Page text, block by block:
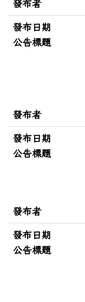
發布者
發布日期
公告標題
發布者
發布日期
公告標題
發布者
發布日期
公告標題